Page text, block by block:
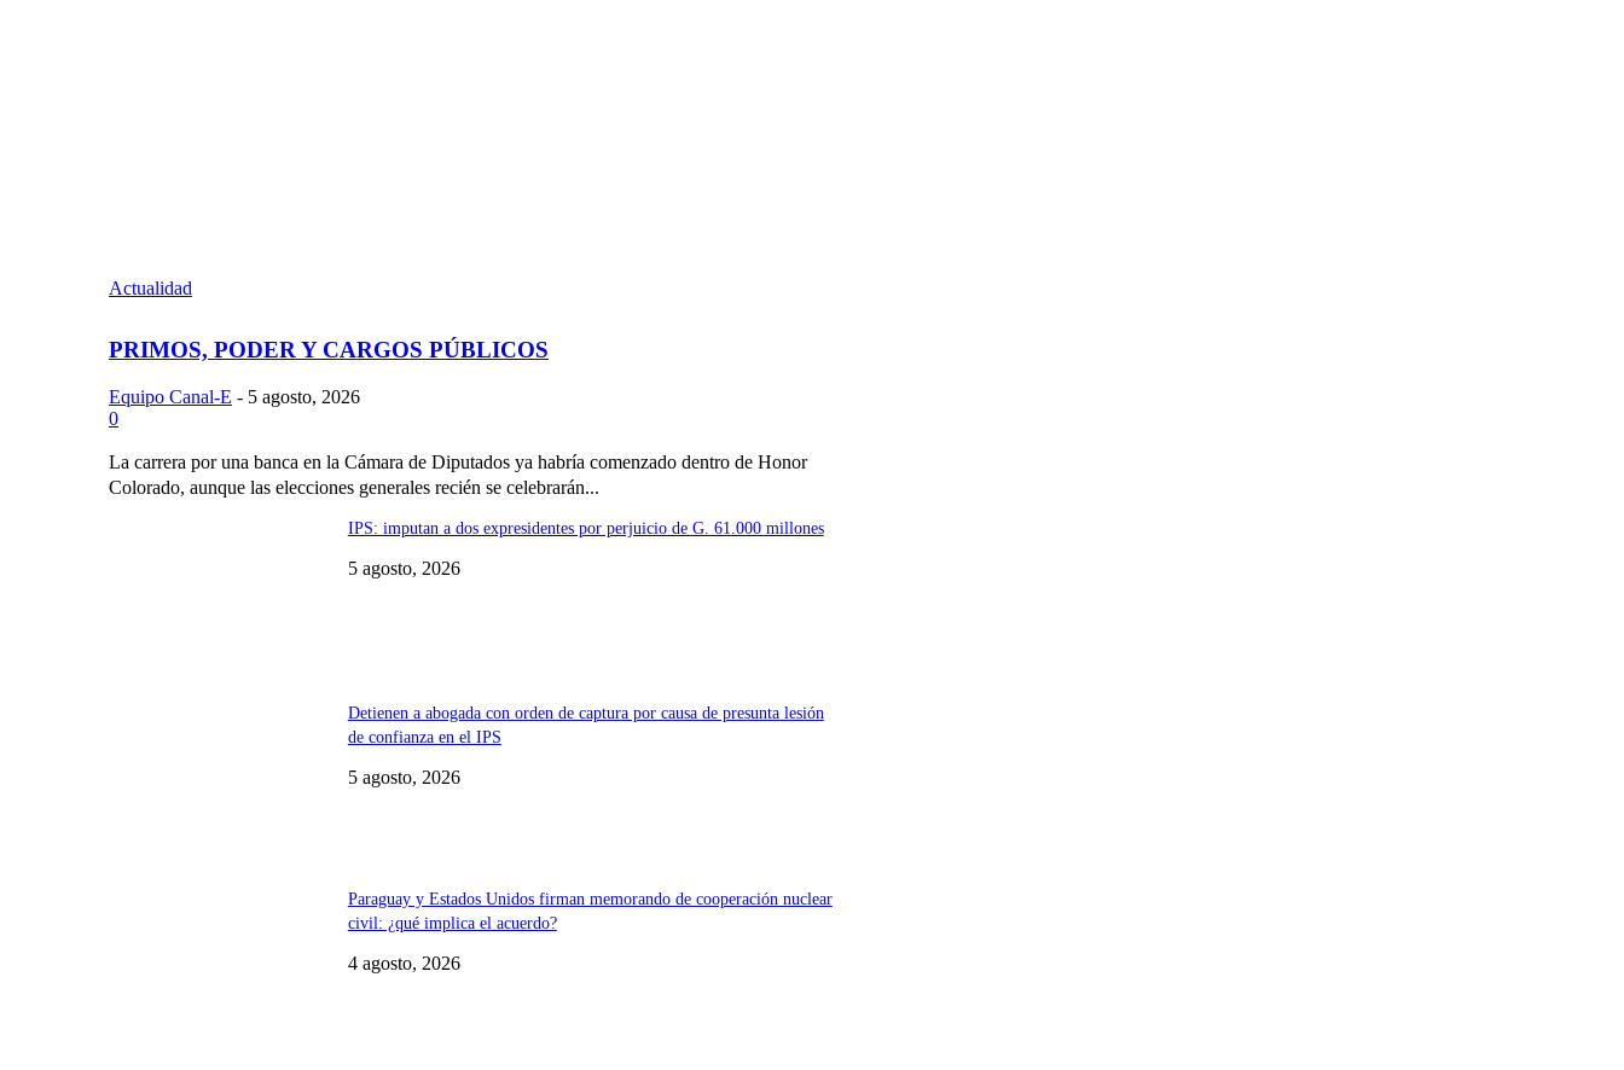
Actualidad
PRIMOS, PODER Y CARGOS PÚBLICOS
Equipo Canal-E - 5 agosto, 2026
0
La carrera por una banca en la Cámara de Diputados ya habría comenzado dentro de Honor
Colorado, aunque las elecciones generales recién se celebrarán...
IPS: imputan a dos expresidentes por perjuicio de G. 61.000 millones
5 agosto, 2026
Detienen a abogada con orden de captura por causa de presunta lesión
de confianza en el IPS
5 agosto, 2026
Paraguay y Estados Unidos firman memorando de cooperación nuclear
civil: ¿qué implica el acuerdo?
4 agosto, 2026